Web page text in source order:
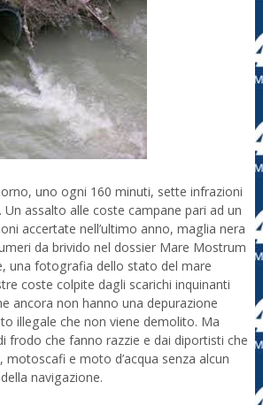
uno ogni 160 minuti, sette infrazioni
assalto alle coste campane pari ad un
accertate nell’ultimo anno, maglia nera
da brivido nel dossier Mare Mostrum
una fotografia dello stato del mare
coste colpite dagli scarichi inquinanti
ancora non hanno una depurazione
illegale che non viene demolito. Ma
frodo che fanno razzie e dai diportisti che
motoscafi e moto d’acqua senza alcun
navigazione.